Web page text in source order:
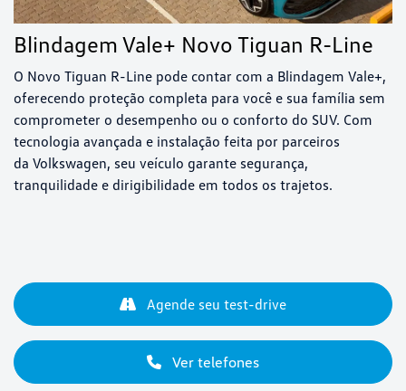
Blindagem Vale+ Novo Tiguan R-Line
O Novo Tiguan R-Line pode contar com a Blindagem Vale+,
oferecendo proteção completa para você e sua família sem
comprometer o desempenho ou o conforto do SUV. Com
tecnologia avançada e instalação feita por parceiros
da Volkswagen, seu veículo garante segurança,
tranquilidade e dirigibilidade em todos os trajetos.
Ver telefones
Agende seu test-drive